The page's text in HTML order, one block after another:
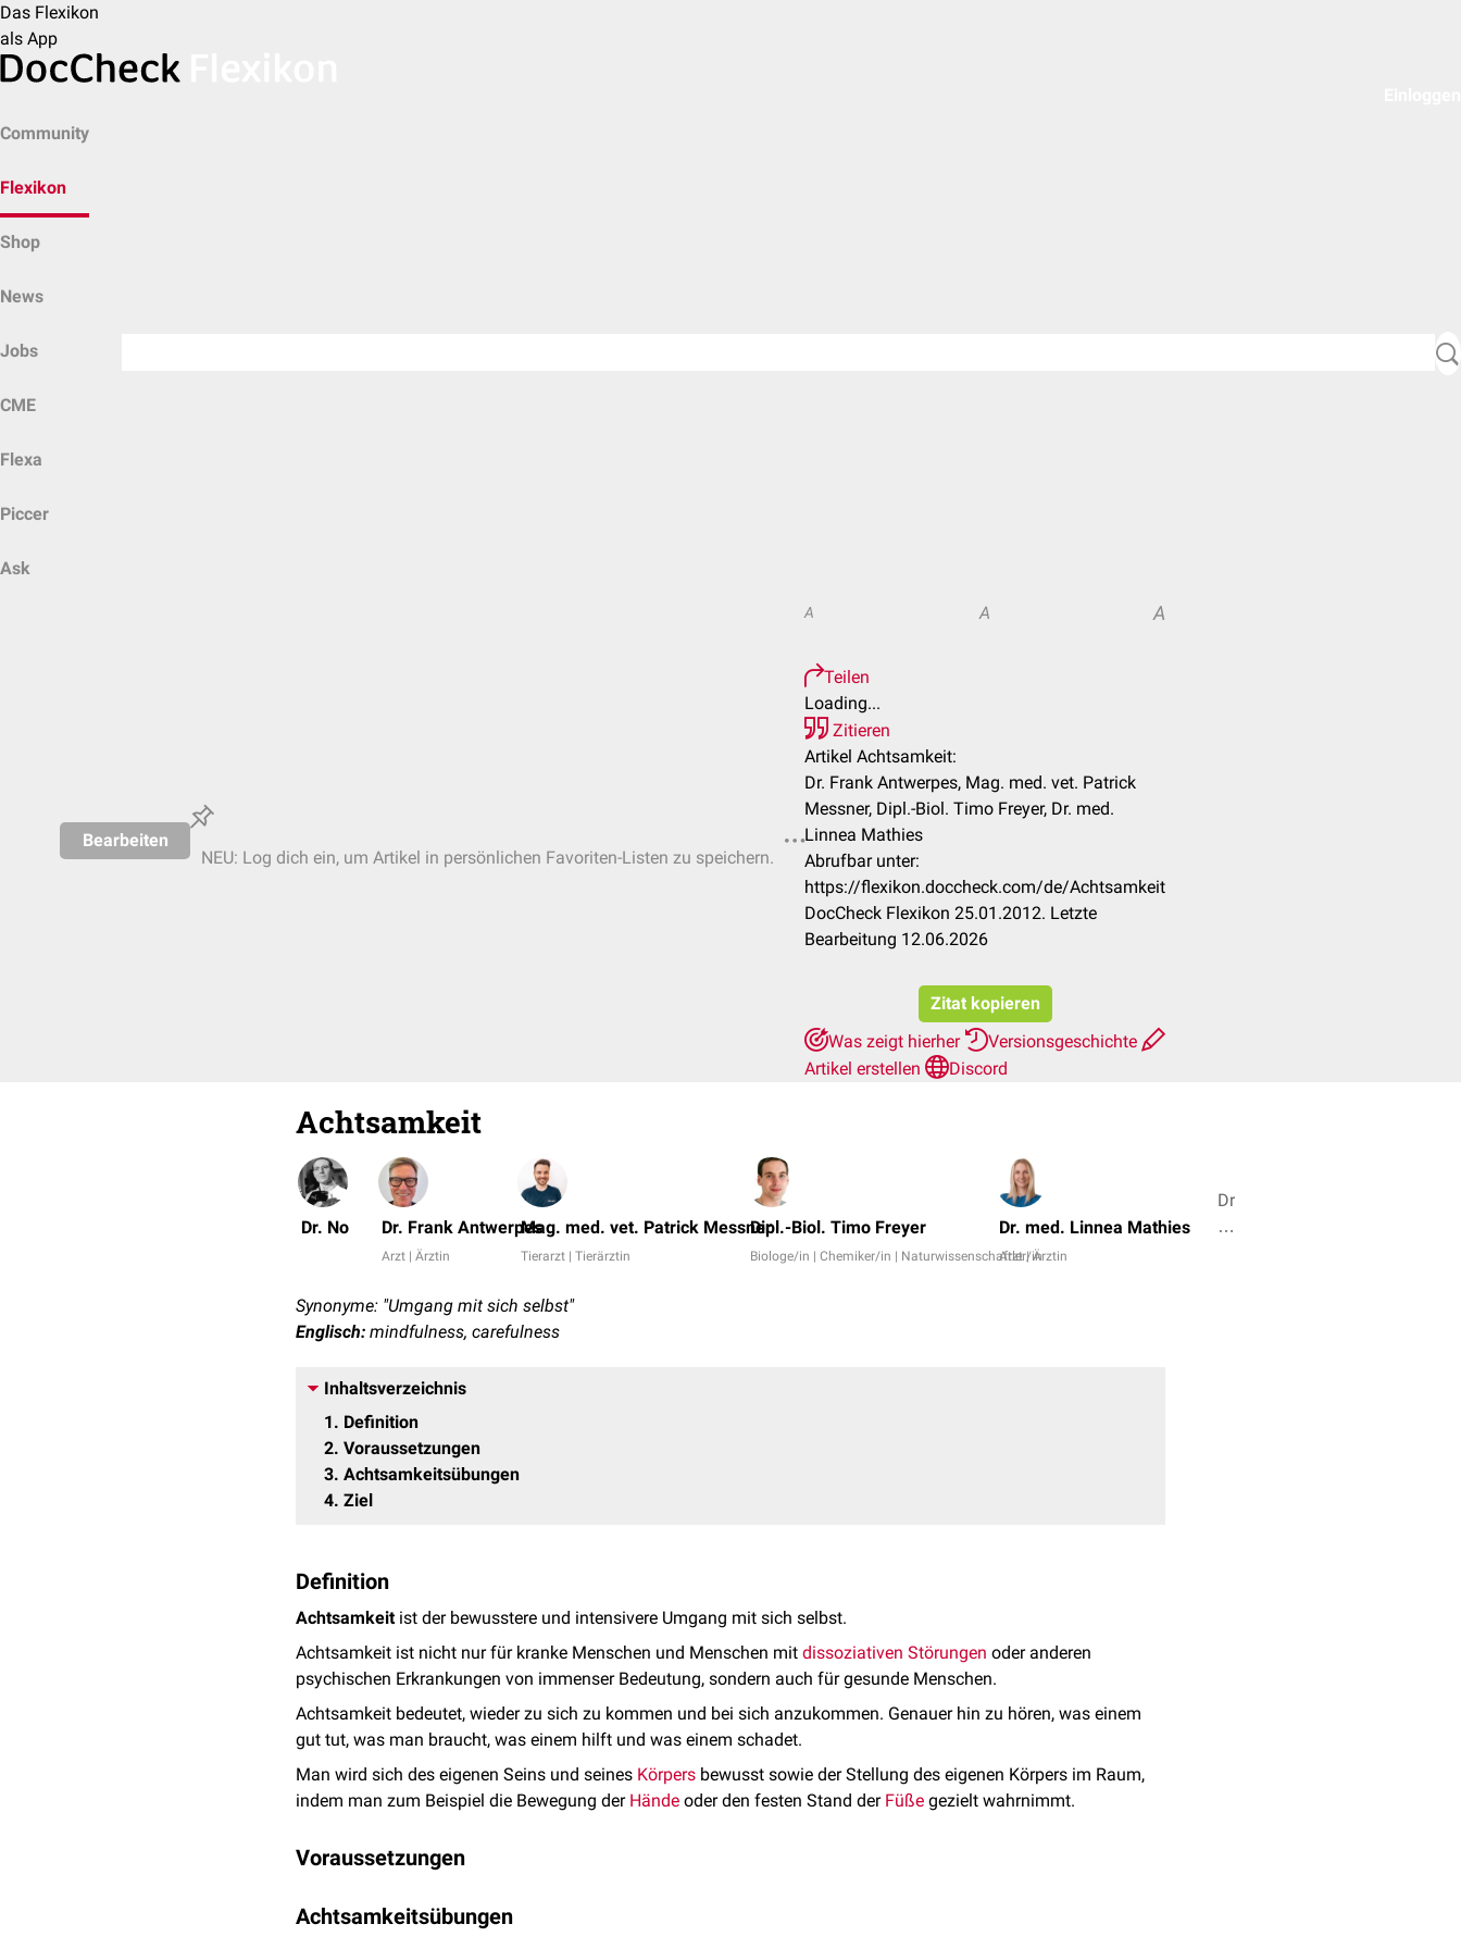
Das Flexikon
als App
Community
Flexikon
Shop
News
Jobs
CME
Flexa
Piccer
Ask
Bearbeiten
NEU: Log dich ein, um Artikel in persönlichen Favoriten-Listen zu speichern.
A A A
Teilen
Loading...
Zitieren
Artikel Achtsamkeit:
Dr. Frank Antwerpes, Mag. med. vet. Patrick
Messner, Dipl.-Biol. Timo Freyer, Dr. med.
Linnea Mathies
Abrufbar unter:
https://flexikon.doccheck.com/de/Achtsamkeit
DocCheck Flexikon 25.01.2012. Letzte
Bearbeitung 12.06.2026
Zitat kopieren
Was zeigt hierher
Versionsgeschichte
Artikel erstellen
Discord
Achtsamkeit
Dr. No Dr. Frank Antwerpes
Arzt | Ärztin
Mag. med. vet. Patrick Messner
Tierarzt | Tierärztin
Dipl.-Biol. Timo Freyer
Biologe/in | Chemiker/in | Naturwissenschaftler/in
Dr. med. Linnea Mathies
Arzt | Ärztin
Dr.
No,
Synonyme: "Umgang mit sich selbst"
Englisch: mindfulness, carefulness
Inhaltsverzeichnis
1
Definition
2 Voraussetzungen
3 Achtsamkeitsübungen
4 Ziel
Definition
Achtsamkeitist der bewusstere und intensivere Umgang mit sich selbst.
Achtsamkeit ist nicht nur für kranke Menschen und Menschen mit dissoziativen Störungen oder anderen
psychischen Erkrankungen von immenser Bedeutung, sondern auch für gesunde Menschen.
Achtsamkeit bedeutet, wieder zu sich zu kommen und bei sich anzukommen. Genauer hin zu hören, was einem
gut tut, was man braucht, was einem hilft und was einem schadet.
Man wird sich des eigenen Seins und seines Körpers bewusst sowie der Stellung des eigenen Körpers im Raum,
indem man zum Beispiel die Bewegung der Hände oder den festen Stand der Füße gezielt wahrnimmt.
Voraussetzungen
Zeit und Ruhe. Dabei ist es von Mensch zu Mensch verschieden, ob man sich 5 min. Zeit nehmen will, eine halbe
Achtsamkeitsübungen